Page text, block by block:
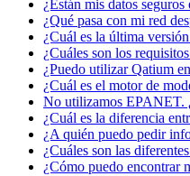
¿Están mis datos
¿Qué pasa con mi red
¿Cuál es la última
¿Cuáles son los
¿Puedo utilizar Qatium
¿Cuál es el motor de
No utilizamos EPANET.
¿Cuál es la diferencia
¿A quién puedo pedir
¿Cuáles son las
¿Cómo puedo encontrar